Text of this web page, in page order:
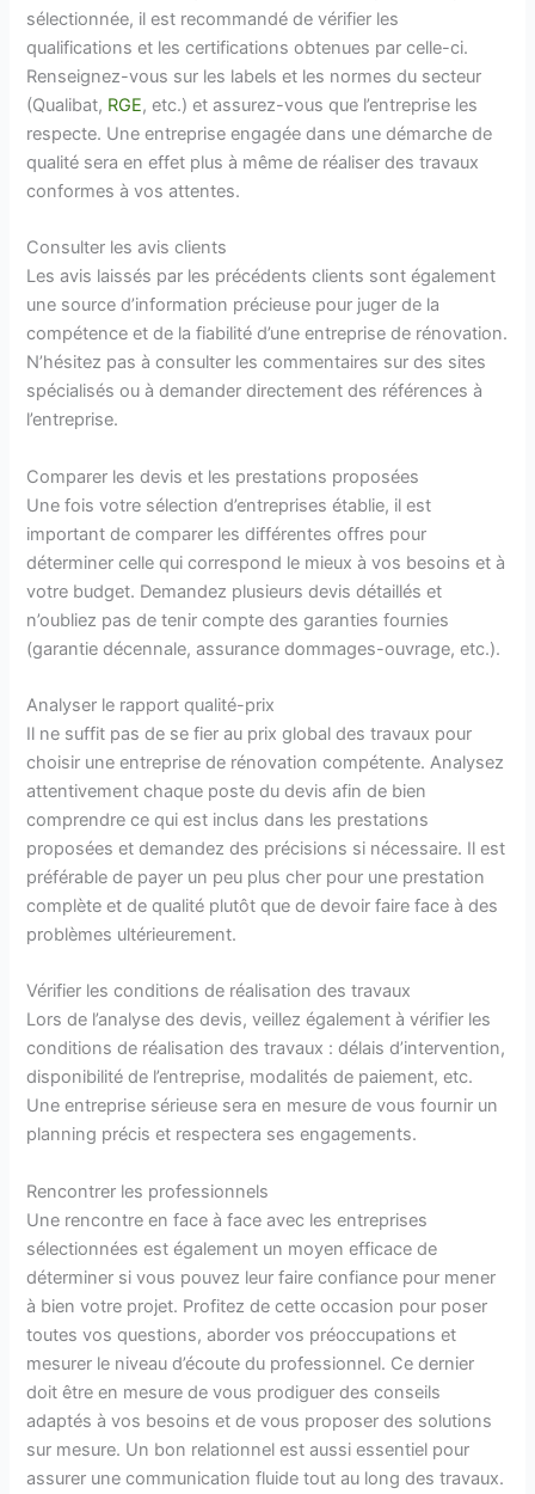
sélectionnée, il est recommandé de vérifier les
qualifications et les certifications obtenues par celle-ci.
Renseignez-vous sur les labels et les normes du secteur
(Qualibat, RGE, etc.) et assurez-vous que l’entreprise les
respecte. Une entreprise engagée dans une démarche de
qualité sera en effet plus à même de réaliser des travaux
conformes à vos attentes.
Consulter les avis clients
Les avis laissés par les précédents clients sont également
une source d’information précieuse pour juger de la
compétence et de la fiabilité d’une entreprise de rénovation.
N’hésitez pas à consulter les commentaires sur des sites
spécialisés ou à demander directement des références à
l’entreprise.
Comparer les devis et les prestations proposées
Une fois votre sélection d’entreprises établie, il est
important de comparer les différentes offres pour
déterminer celle qui correspond le mieux à vos besoins et à
votre budget. Demandez plusieurs devis détaillés et
n’oubliez pas de tenir compte des garanties fournies
(garantie décennale, assurance dommages-ouvrage, etc.).
Analyser le rapport qualité-prix
Il ne suffit pas de se fier au prix global des travaux pour
choisir une entreprise de rénovation compétente. Analysez
attentivement chaque poste du devis afin de bien
comprendre ce qui est inclus dans les prestations
proposées et demandez des précisions si nécessaire. Il est
préférable de payer un peu plus cher pour une prestation
complète et de qualité plutôt que de devoir faire face à des
problèmes ultérieurement.
Vérifier les conditions de réalisation des travaux
Lors de l’analyse des devis, veillez également à vérifier les
conditions de réalisation des travaux : délais d’intervention,
disponibilité de l’entreprise, modalités de paiement, etc.
Une entreprise sérieuse sera en mesure de vous fournir un
planning précis et respectera ses engagements.
Rencontrer les professionnels
Une rencontre en face à face avec les entreprises
sélectionnées est également un moyen efficace de
déterminer si vous pouvez leur faire confiance pour mener
à bien votre projet. Profitez de cette occasion pour poser
toutes vos questions, aborder vos préoccupations et
mesurer le niveau d’écoute du professionnel. Ce dernier
doit être en mesure de vous prodiguer des conseils
adaptés à vos besoins et de vous proposer des solutions
sur mesure. Un bon relationnel est aussi essentiel pour
assurer une communication fluide tout au long des travaux.